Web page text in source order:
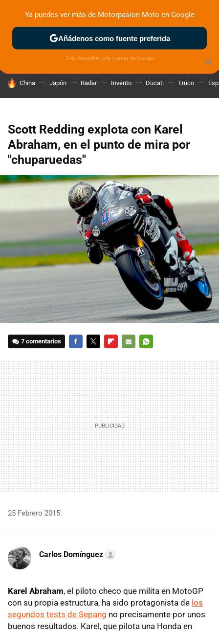
ZONA DE PRUEBAS DEPORTIVAS MOTOS ELÉCTRICAS
HOY SE HABLA DE
China Japón Radar Invento Ducati Truco
Scott Redding explota con Karel
Abraham, en el punto de mira por
"chuparuedas"
7 comentarios
MAIL
25 Febrero 2015
Carlos Domínguez
Karel Abraham, el piloto checo que milita en MotoGP
con su propia estructura, ha sido protagonista de los
segundos tests de Sepang no precisamente por unos
buenos resultados. Karel, que pilota una Honda en
×
Ya puedes ver más de Motorpasion Moto en Google
Añádenos como fuente preferida
Solo necesitas una cuenta de Google